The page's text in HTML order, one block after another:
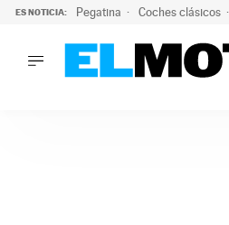
ES NOTICIA: Pegatina Coches clásicos